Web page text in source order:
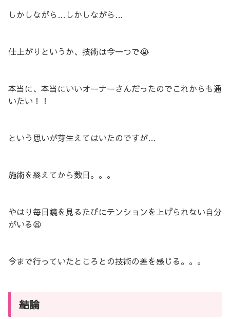
しかしながら…しかしながら…
仕上がりというか、技術は今一つで😭
本当に、本当にいいオーナーさんだったのでこれからも通
いたい！！
という思いが芽生えてはいたのですが…
施術を終えてから数日。。。
やはり毎日鏡を見るたびにテンションを上げられない自分
がいる😫
今まで行っていたところとの技術の差を感じる。。。
結論